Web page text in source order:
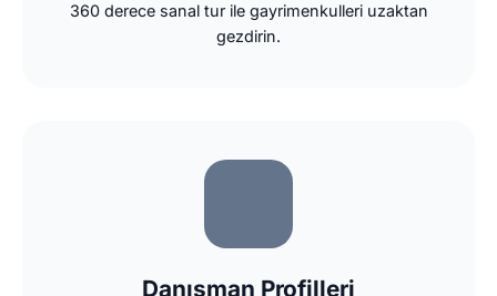
360 derece sanal tur ile gayrimenkulleri uzaktan
gezdirin.
Danışman Profilleri